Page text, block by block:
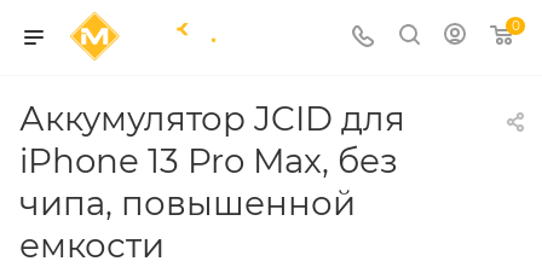
0
Аккумулятор JCID для
iPhone 13 Pro Max, без
чипа, повышенной
емкости